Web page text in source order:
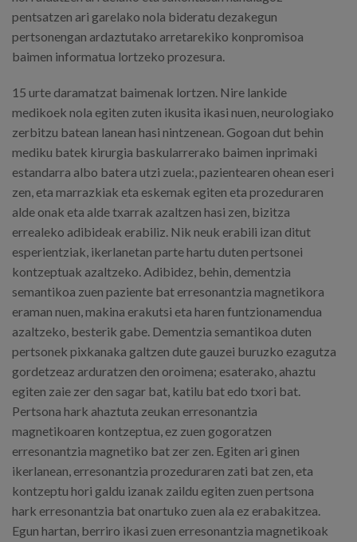
pentsatzen ari garelako nola bideratu dezakegun
pertsonengan ardaztutako arretarekiko konpromisoa
baimen informatua lortzeko prozesura.
15 urte daramatzat baimenak lortzen. Nire lankide
medikoek nola egiten zuten ikusita ikasi nuen, neurologiako
zerbitzu batean lanean hasi nintzenean. Gogoan dut behin
mediku batek kirurgia baskularrerako baimen inprimaki
estandarra albo batera utzi zuela:, pazientearen ohean eseri
zen, eta marrazkiak eta eskemak egiten eta prozeduraren
alde onak eta alde txarrak azaltzen hasi zen, bizitza
errealeko adibideak erabiliz. Nik neuk erabili izan ditut
esperientziak, ikerlanetan parte hartu duten pertsonei
kontzeptuak azaltzeko. Adibidez, behin, dementzia
semantikoa zuen paziente bat erresonantzia magnetikora
eraman nuen, makina erakutsi eta haren funtzionamendua
azaltzeko, besterik gabe. Dementzia semantikoa duten
pertsonek pixkanaka galtzen dute gauzei buruzko ezagutza
gordetzeaz arduratzen den oroimena; esaterako, ahaztu
egiten zaie zer den sagar bat, katilu bat edo txori bat.
Pertsona hark ahaztuta zeukan erresonantzia
magnetikoaren kontzeptua, ez zuen gogoratzen
erresonantzia magnetiko bat zer zen. Egiten ari ginen
ikerlanean, erresonantzia prozeduraren zati bat zen, eta
kontzeptu hori galdu izanak zaildu egiten zuen pertsona
hark erresonantzia bat onartuko zuen ala ez erabakitzea.
Egun hartan, berriro ikasi zuen erresonantzia magnetikoak